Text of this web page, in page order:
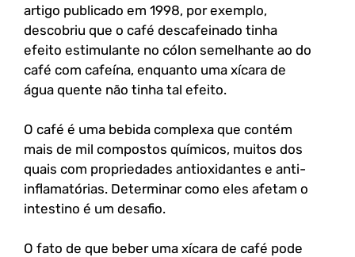
artigo publicado em 1998, por exemplo,
descobriu que o café descafeinado tinha
efeito estimulante no cólon semelhante ao do
café com cafeína, enquanto uma xícara de
água quente não tinha tal efeito.
O café é uma bebida complexa que contém
mais de mil compostos químicos, muitos dos
quais com propriedades antioxidantes e anti-
inflamatórias. Determinar como eles afetam o
intestino é um desafio.
O fato de que beber uma xícara de café pode